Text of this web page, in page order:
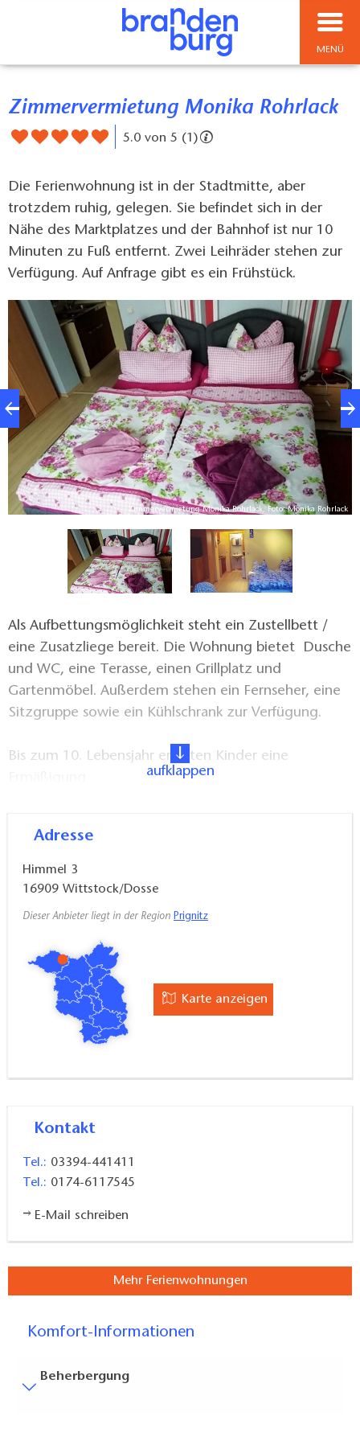
MENÜ
Zimmervermietung Monika Rohrlack
5.0 von 5 (1)
Die Ferienwohnung ist in der Stadtmitte, aber
trotzdem ruhig, gelegen. Sie befindet sich in der
Nähe des Marktplatzes und der Bahnhof ist nur 10
Minuten zu Fuß entfernt. Zwei Leihräder stehen zur
Verfügung. Auf Anfrage gibt es ein Frühstück.
Zimmervermietung Monika Rohrlack, Foto: Monika Rohrlack
Als Aufbettungsmöglichkeit steht ein Zustellbett /
eine Zusatzliege bereit. Die Wohnung bietet Dusche
und WC, eine Terasse, einen Grillplatz und
Gartenmöbel. Außerdem stehen ein Fernseher, eine
Sitzgruppe sowie ein Kühlschrank zur Verfügung.
Bis zum 10. Lebensjahr erhalten Kinder eine
Bettwäsche sind inklusive.
aufklappen
Adresse
Himmel 3
16909 Wittstock/Dosse
Dieser Anbieter liegt in der Region Prignitz
Karte anzeigen
Kontakt
Tel.: 03394-441411
Tel.: 0174-6117545
E-Mail schreiben
Mehr Ferienwohnungen
Komfort-Informationen
Beherbergung